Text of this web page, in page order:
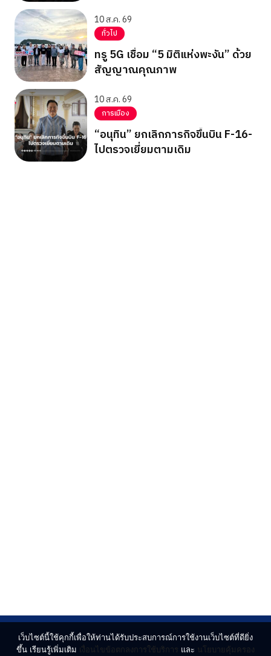
10 ส.ค. 69
ทั่วไป
ทรู 5G เชื่อม “5 มิติแห่งพะงัน” ด้วย
สัญญาณคุณภาพ
10 ส.ค. 69
การเมือง
“อนุทิน” ยกเลิกภารกิจขึ้นบิน F-16-
ไปตรวจเยี่ยมตามเดิม
เว็บไซต์นี้ใช้คุกกี้เพื่อให้ท่านได้รับประสบการณ์การใช้งานเว็บไซต์ที่ดียิ่ง
ขึ้น เรียนรู้เพิ่มเติม เงื่อนไขข้อตกลงการใช้บริการ และ นโยบายคุ้มครอง